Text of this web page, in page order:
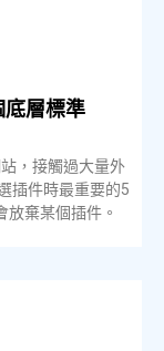
層標準
，接觸過大量外
插件時最重要的5
棄某個插件。